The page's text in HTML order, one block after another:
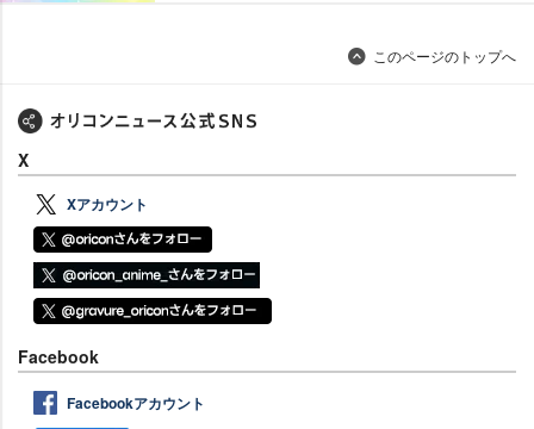
このページのトップへ
X
Xアカウント
Facebook
Facebookアカウント